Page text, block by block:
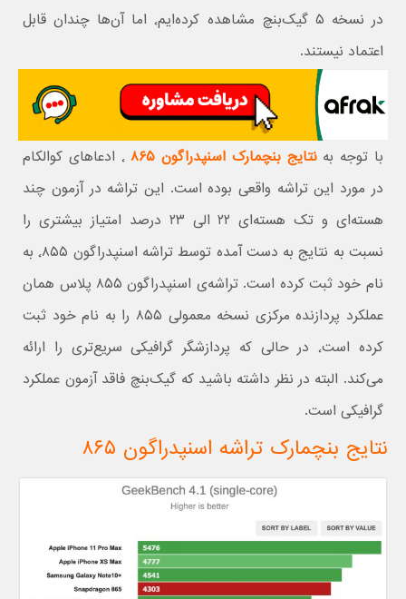
در نسخه ۵ گیک‌بنچ مشاهده کرده‌ایم٬ اما آن‌ها چندان قابل
اعتماد نیستند.
با توجه بهنتایج بنچمارک اسنپدراگون ۸۶۵
٬ ادعاهای کوالکام
در مورد این تراشه واقعی بوده است. این تراشه در آزمون چند
هسته‌ای و تک هسته‌ای ۲۲ الی ۲۳ درصد امتیاز بیشتری را
نسبت به نتایج به دست آمده توسط تراشه اسنپدراگون ٬۸۵۵ به
نام خود ثبت کرده است. تراشه‌ی اسنپدراگون ۸۵۵ پلاس همان
عملکرد پردازنده مرکزی نسخه معمولی ۸۵۵ را به نام خود ثبت
کرده است٬ در حالی که پردازشگر گرافیکی سریع‌تری را ارائه
می‌کند. البته در نظر داشته باشید که گیک‌بنچ فاقد آزمون عملکرد
گرافیکی است.
نتایج بنچمارک تراشه اسنپدراگون ۸۶۵